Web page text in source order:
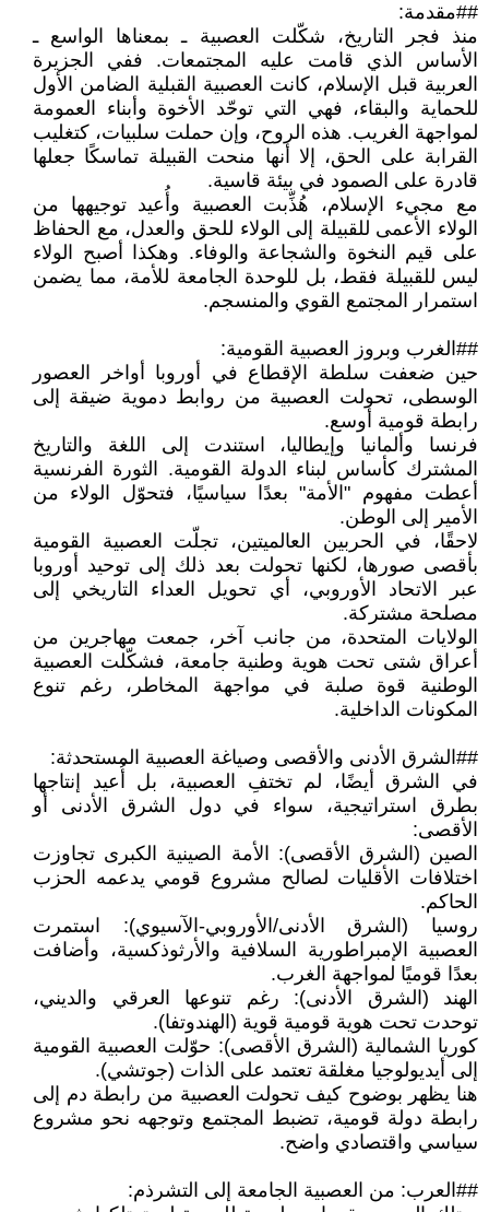
##مقدمة:
منذ فجر التاريخ، شكّلت العصبية ـ بمعناها الواسع ـ
الأساس الذي قامت عليه المجتمعات. ففي الجزيرة
العربية قبل الإسلام، كانت العصبية القبلية الضامن الأول
للحماية والبقاء، فهي التي توحّد الأخوة وأبناء العمومة
لمواجهة الغريب. هذه الروح، وإن حملت سلبيات، كتغليب
القرابة على الحق، إلا أنها منحت القبيلة تماسكًا جعلها
قادرة على الصمود في بيئة قاسية.
مع مجيء الإسلام، هُذِّبت العصبية وأُعيد توجيهها من
الولاء الأعمى للقبيلة إلى الولاء للحق والعدل، مع الحفاظ
على قيم النخوة والشجاعة والوفاء. وهكذا أصبح الولاء
ليس للقبيلة فقط، بل للوحدة الجامعة للأمة، مما يضمن
استمرار المجتمع القوي والمنسجم.
##الغرب وبروز العصبية القومية:
حين ضعفت سلطة الإقطاع في أوروبا أواخر العصور
الوسطى، تحولت العصبية من روابط دموية ضيقة إلى
رابطة قومية أوسع.
فرنسا وألمانيا وإيطاليا، استندت إلى اللغة والتاريخ
المشترك كأساس لبناء الدولة القومية. الثورة الفرنسية
أعطت مفهوم "الأمة" بعدًا سياسيًا، فتحوّل الولاء من
الأمير إلى الوطن.
لاحقًا، في الحربين العالميتين، تجلّت العصبية القومية
بأقصى صورها، لكنها تحولت بعد ذلك إلى توحيد أوروبا
عبر الاتحاد الأوروبي، أي تحويل العداء التاريخي إلى
مصلحة مشتركة.
الولايات المتحدة، من جانب آخر، جمعت مهاجرين من
أعراق شتى تحت هوية وطنية جامعة، فشكّلت العصبية
الوطنية قوة صلبة في مواجهة المخاطر، رغم تنوع
المكونات الداخلية.
##الشرق الأدنى والأقصى وصياغة العصبية المستحدثة:
في الشرق أيضًا، لم تختفِ العصبية، بل أُعيد إنتاجها
بطرق استراتيجية، سواء في دول الشرق الأدنى أو
الأقصى:
الصين (الشرق الأقصى): الأمة الصينية الكبرى تجاوزت
اختلافات الأقليات لصالح مشروع قومي يدعمه الحزب
الحاكم.
روسيا (الشرق الأدنى/الأوروبي-الآسيوي): استمرت
العصبية الإمبراطورية السلافية والأرثوذكسية، وأضافت
بعدًا قوميًا لمواجهة الغرب.
الهند (الشرق الأدنى): رغم تنوعها العرقي والديني،
توحدت تحت هوية قومية قوية (الهندوتفا).
كوريا الشمالية (الشرق الأقصى): حوّلت العصبية القومية
إلى أيديولوجيا مغلقة تعتمد على الذات (جوتشي).
هنا يظهر بوضوح كيف تحولت العصبية من رابطة دم إلى
رابطة دولة قومية، تضبط المجتمع وتوجهه نحو مشروع
سياسي واقتصادي واضح.
##العرب: من العصبية الجامعة إلى التشرذم: